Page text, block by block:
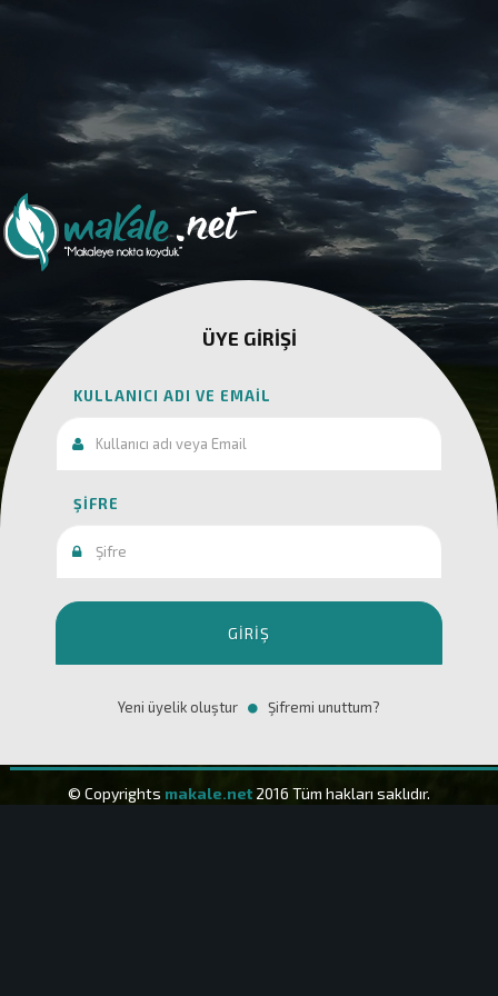
ÜYE GIRIŞI
KULLANICI ADI VE EMAIL
ŞIFRE
GIRIŞ
Yeni üyelik oluştur Şifremi unuttum?
© Copyrights makale.net 2016 Tüm hakları saklıdır.